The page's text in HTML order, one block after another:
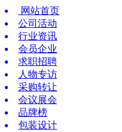
网站首页
公司活动
行业资讯
会员企业
求职招聘
人物专访
采购转让
会议展会
品牌榜
包装设计